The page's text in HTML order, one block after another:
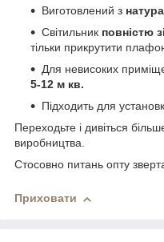
Виготовлений з
Світильник повністю
тільки прикрутити
Для невисоких
5-12 м кв.
Підходить для
Переходьте і дивіться
виробництва.
Стосовно питань опту
Приховати